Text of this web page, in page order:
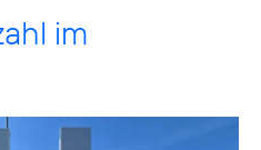
im